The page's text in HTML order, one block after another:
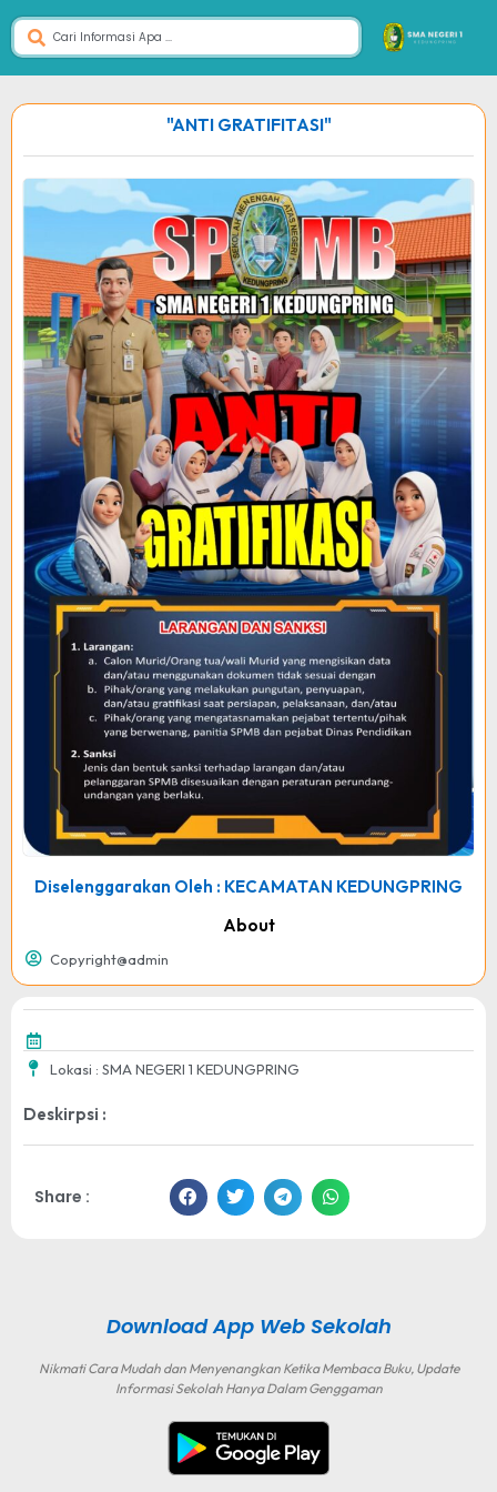
"ANTI GRATIFITASI"
Diselenggarakan Oleh : KECAMATAN KEDUNGPRING
About
Copyright@admin
Lokasi : SMA NEGERI 1 KEDUNGPRING
Deskirpsi :
Share :
Download App Web Sekolah
Nikmati Cara Mudah dan Menyenangkan Ketika Membaca Buku, Update
Informasi Sekolah Hanya Dalam Genggaman